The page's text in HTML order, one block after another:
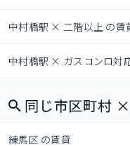
中村橋駅 × 二階以上 の賃
中村橋駅 × ガスコンロ対
同じ市区町村
練馬区 の賃貸